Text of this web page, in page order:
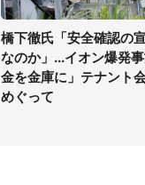
橋下徹氏「安全確認の
なのか」...イオン爆発
金を金庫に」テナント
めぐって